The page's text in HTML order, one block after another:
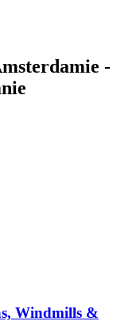
-
Windmills &